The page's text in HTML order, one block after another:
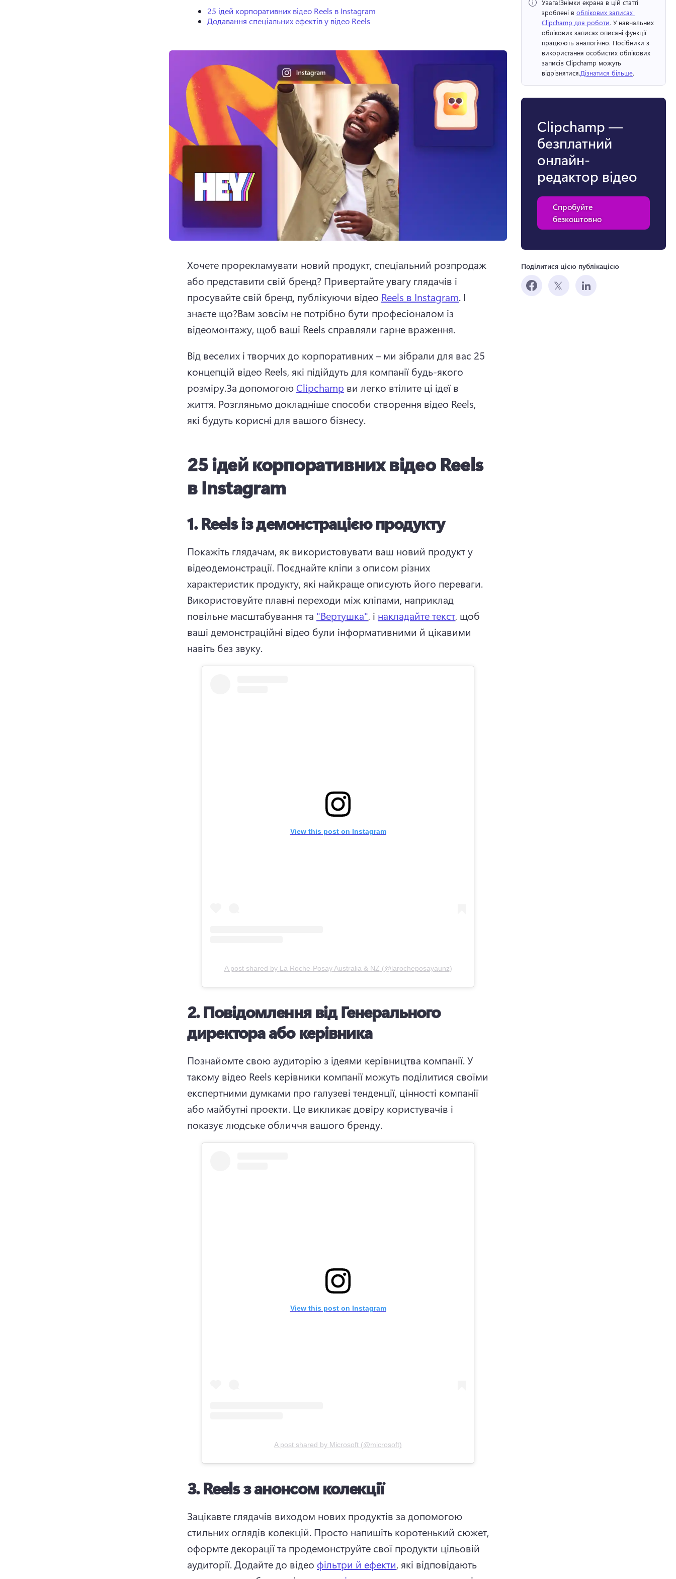
25 ідей корпоративних відео Reels в Instagram
Додавання спеціальних ефектів у відео Reels
Хочете прорекламувати новий продукт, спеціальний розпродаж
або представити свій бренд? Привертайте увагу глядачів і
просувайте свій бренд, публікуючи відео Reels в Instagram. І
знаєте що?Вам зовсім не потрібно бути професіоналом із
відеомонтажу, щоб ваші Reels справляли гарне враження.
Від веселих і творчих до корпоративних – ми зібрали для вас 25
концепцій відео Reels, які підійдуть для компанії будь-якого
розміру.За допомогою Clipchamp ви легко втілите ці ідеї в
життя. Розгляньмо докладніше способи створення відео Reels,
які будуть корисні для вашого бізнесу.
25 ідей корпоративних відео Reels
в Instagram
1.Reels із демонстрацією продукту
Покажіть глядачам, як використовувати ваш новий продукт у
відеодемонстрації. Поєднайте кліпи з описом різних
Використовуйте плавні переходи між кліпами, наприклад
повільне масштабування та "Вертушка", і накладайте текст, щоб
ваші демонстраційні відео були інформативними й цікавими
навіть без звуку.
View this post on Instagram
A post shared by La Roche-Posay Australia & NZ (@larocheposayaunz)
2.Повідомлення від Генерального
директора або керівника
Познайомте свою аудиторію з ідеями керівництва компанії. У
такому відео Reels керівники компанії можуть поділитися своїми
експертними думками про галузеві тенденції, цінності компанії
або майбутні проекти. Це викликає довіру користувачів і
показує людське обличчя вашого бренду.
View this post on Instagram
A post shared by Microsoft (@microsoft)
3.Reels з анонсом колекції
Зацікавте глядачів виходом нових продуктів за допомогою
стильних оглядів колекцій. Просто напишіть коротенький сюжет,
оформте декорації та продемонструйте свої продукти цільовій
аудиторії. Додайте до відео фільтри й ефекти, які відповідають
Увага!Знімки екрана в цій статті
зроблені в облікових записах
Clipchamp для роботи. У навчальних
облікових записах описані функції
працюють аналогічно. Посібники з
використання особистих облікових
записів Clipchamp можуть
відрізнятися.Дізнатися більше.
Clipchamp —
безплатний
онлайн-
редактор відео
Спробуйте
безкоштовно
Поділитися цією публікацією